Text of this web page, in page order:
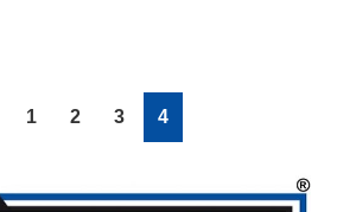
Page
1 Page
2 Page
3 Page
4